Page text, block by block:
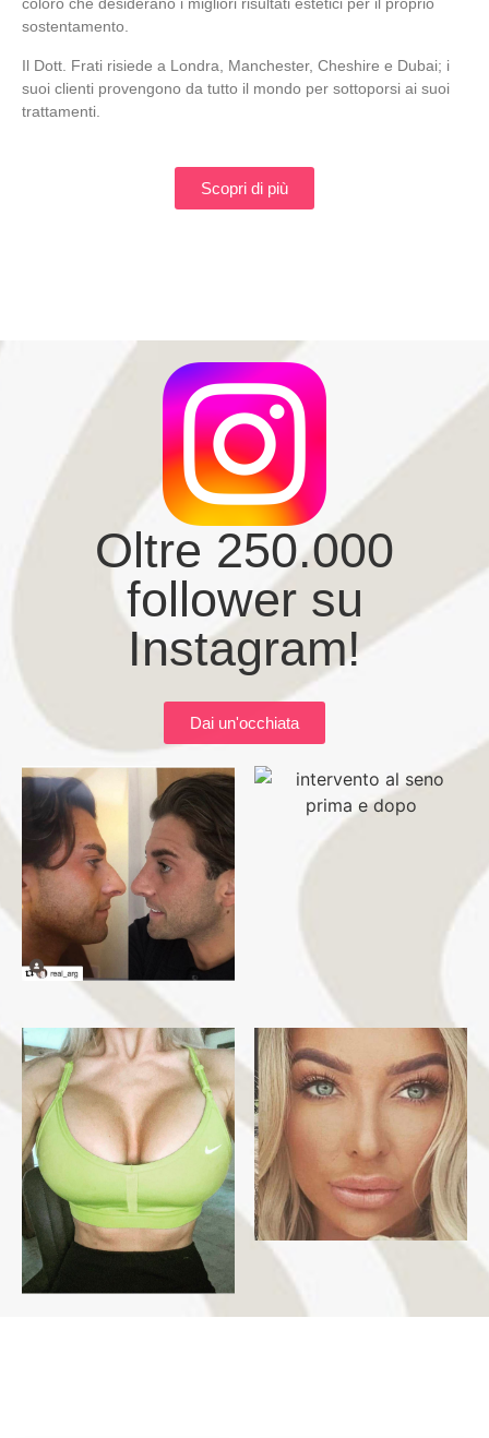
coloro che desiderano i migliori risultati estetici per il proprio
sostentamento.
Il Dott. Frati risiede a Londra, Manchester, Cheshire e Dubai; i
suoi clienti provengono da tutto il mondo per sottoporsi ai suoi
trattamenti.
Scopri di più
Oltre 250.000
follower su
Instagram!
Dai un'occhiata